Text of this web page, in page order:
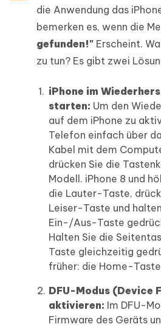
die Anwendung das
bemerken es, wenn die
gefunden!" Erscheint.
zu tun? Es gibt zwei
iPhone im
starten: Um den
auf dem iPhone zu
Telefon einfach über
Kabel mit dem
drücken Sie die
Modell. iPhone 8 und
die Lauter-Taste,
Leiser-Taste und
Ein-/Aus-Taste
Halten Sie die
Taste gleichzeitig
früher: die Home-
DFU-Modus (Device
aktivieren: Im DFU-
Firmware des Geräts